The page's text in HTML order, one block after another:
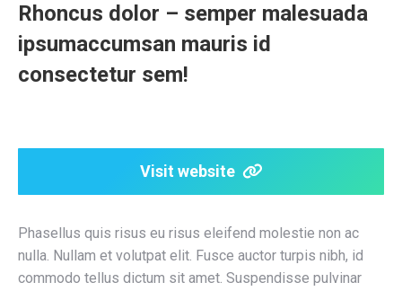
Rhoncus dolor – semper malesuada
ipsumaccumsan mauris id
consectetur sem!
Visit website
Phasellus quis risus eu risus eleifend molestie non ac
nulla. Nullam et volutpat elit. Fusce auctor turpis nibh, id
commodo tellus dictum sit amet. Suspendisse pulvinar